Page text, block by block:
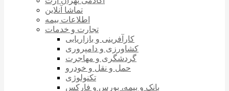
تماشا آنلاین
اطلاعات بیمه
تجارت و خدمات
کارآفرینی و بازاریابی
کشاورزی و دامپروری
گردشگری و مهاجرت
حمل و نقل و خودرو
تکنولوژی
بانک و بیمه، بورس و فارکس